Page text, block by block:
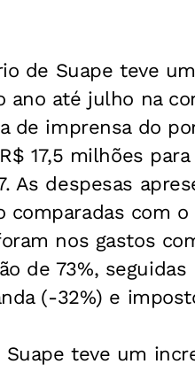
de Suape teve
até julho na
de imprensa do
17,5 milhões
As despesas
comparadas com
nos gastos
de 73%,
(-32%) e
teve um